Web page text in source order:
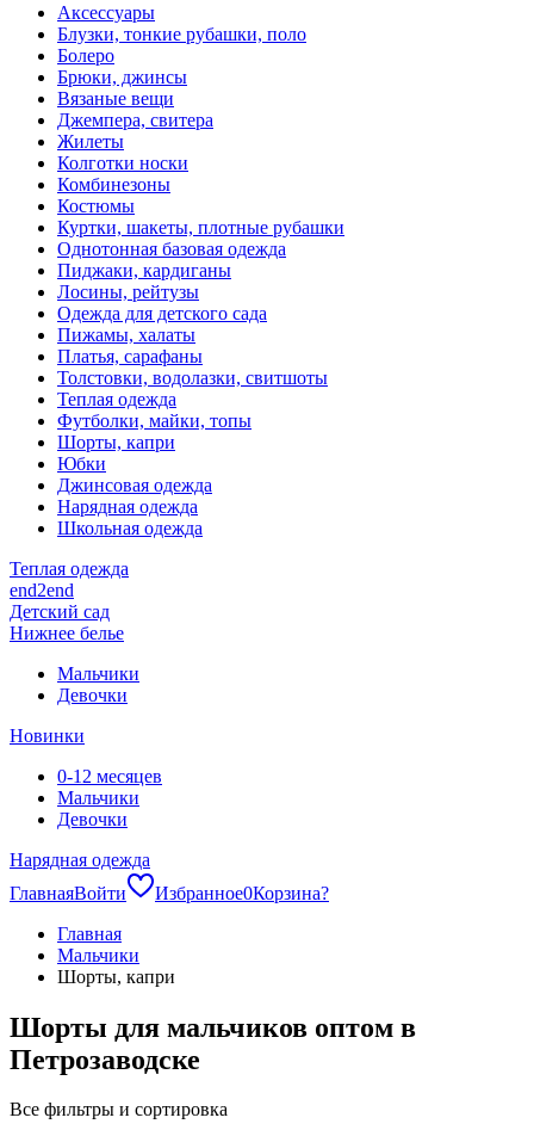
Аксессуары
Блузки, тонкие рубашки, поло
Болеро
Брюки, джинсы
Вязаные вещи
Джемпера, свитера
Жилеты
Колготки носки
Комбинезоны
Костюмы
Куртки, шакеты, плотные рубашки
Однотонная базовая одежда
Пиджаки, кардиганы
Лосины, рейтузы
Одежда для детского сада
Пижамы, халаты
Платья, сарафаны
Толстовки, водолазки, свитшоты
Теплая одежда
Футболки, майки, топы
Шорты, капри
Юбки
Джинсовая одежда
Нарядная одежда
Школьная одежда
Теплая одежда
end2end
Детский сад
Нижнее белье
Мальчики
Девочки
Новинки
0-12 месяцев
Мальчики
Девочки
Нарядная одежда
ГлавнаяВойти Избранное0Корзина?
Главная
Мальчики
Шорты, капри
Шорты для мальчиков оптом в
Петрозаводске
Все фильтры и сортировка